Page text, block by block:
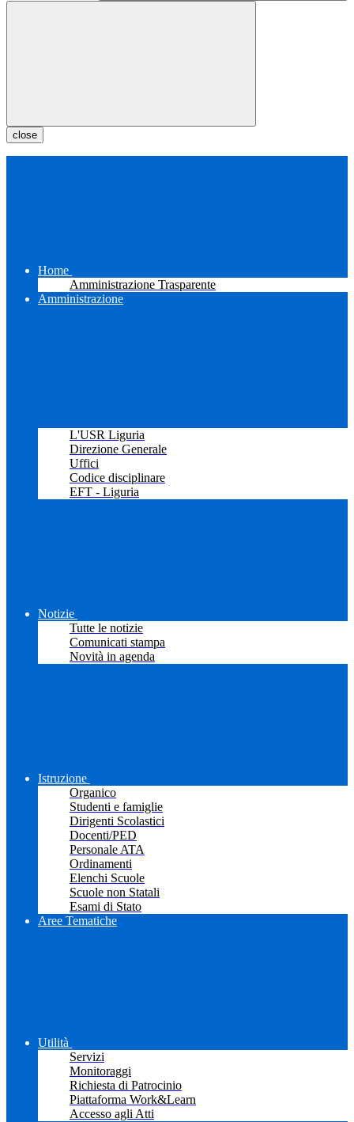
close
Home
Amministrazione Trasparente
Amministrazione
L'USR Liguria
Direzione Generale
Uffici
Codice disciplinare
EFT - Liguria
Notizie
Tutte le notizie
Comunicati stampa
Novità in agenda
Istruzione
Organico
Studenti e famiglie
Dirigenti Scolastici
Docenti/PED
Personale ATA
Ordinamenti
Elenchi Scuole
Scuole non Statali
Esami di Stato
Aree Tematiche
Utilità
Servizi
Monitoraggi
Richiesta di Patrocinio
Piattaforma Work&Learn
Accesso agli Atti